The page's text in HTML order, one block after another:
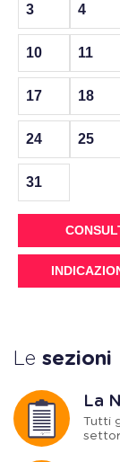
3 4
10 11
17 18
24 25
31
Le sezioni
La
Tutti